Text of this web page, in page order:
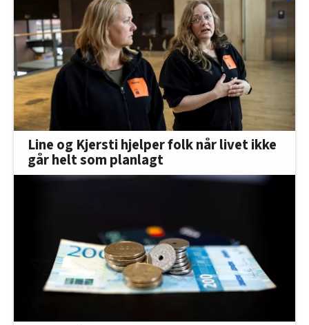
Line og Kjersti hjelper folk når livet ikke
går helt som planlagt